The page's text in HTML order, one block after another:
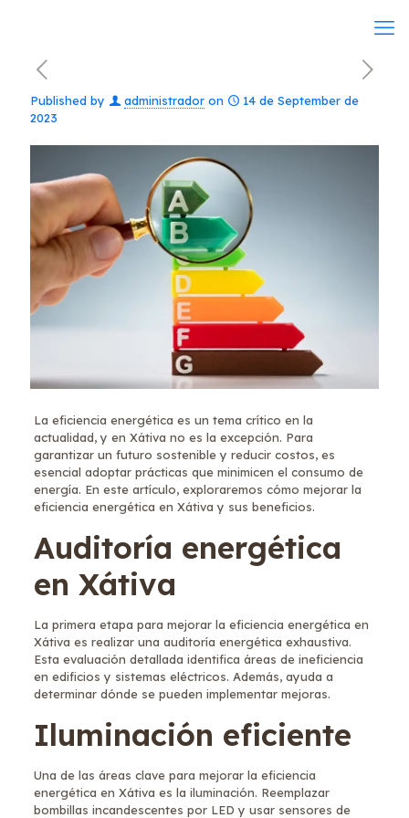
Published by administrador on
14 de September de
2023
La eficiencia energética es un tema crítico en la
actualidad, y en Xátiva no es la excepción. Para
garantizar un futuro sostenible y reducir costos, es
esencial adoptar prácticas que minimicen el consumo de
energía. En este artículo, exploraremos cómo mejorar la
eficiencia energética en Xátiva y sus beneficios.
Auditoría energética
en Xátiva
La primera etapa para mejorar la eficiencia energética en
Xátiva es realizar una auditoría energética exhaustiva.
Esta evaluación detallada identifica áreas de ineficiencia
en edificios y sistemas eléctricos. Además, ayuda a
determinar dónde se pueden implementar mejoras.
Iluminación eficiente
Una de las áreas clave para mejorar la eficiencia
energética en Xátiva es la iluminación. Reemplazar
bombillas incandescentes por LED y usar sensores de